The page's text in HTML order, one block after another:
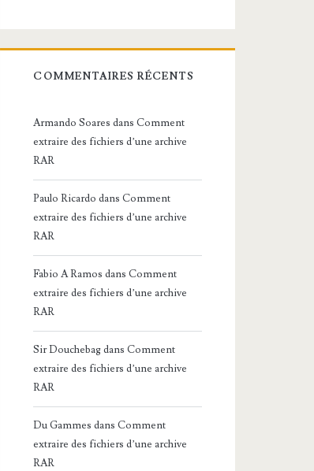
COMMENTAIRES RÉCENTS
Armando Soares dansComment
extraire des fichiers d’une archive
RAR
Paulo Ricardo dansComment
extraire des fichiers d’une archive
RAR
Fabio A Ramos dansComment
extraire des fichiers d’une archive
RAR
Sir DouchebagdansComment
extraire des fichiers d’une archive
RAR
Du Gammes dansComment
extraire des fichiers d’une archive
RAR